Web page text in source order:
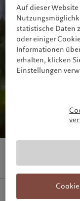
Spain|España
France
Italia|Italy
Luxembourg (fr) |
(en)|Luxemburg (de)
Monaco (en) |Monaco
Switzerland|Suisse|
Wealth Management
Asset Management
Alternative Anlagen
Asset Services
Nachhaltigkeit
Auf dieser
statistische Daten
oder einiger
Informationen
erhalten, klicken
Einstellungen